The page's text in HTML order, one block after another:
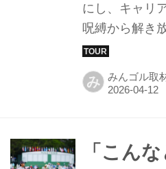
にし、キャリ
呪縛から解き
ロイ。マスタ
迎えた今年は
ニック・ファ
予選を終え、
み みんゴル取
「こん